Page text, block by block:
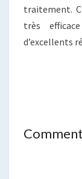
traitement.
très
d’excellents